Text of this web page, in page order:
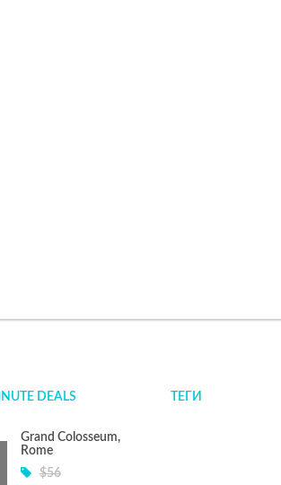
DEALS
Grand Colosseum,
Rome
$56
ТЕГИ